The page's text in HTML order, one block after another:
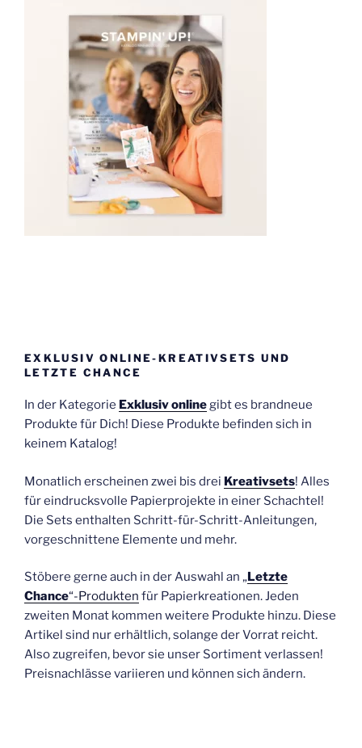
EXKLUSIV ONLINE-KREATIVSETS UND
LETZTE CHANCE
In der Kategorie Exklusiv onlinegibt es brandneue
Produkte für Dich! Diese Produkte befinden sich in
keinem Katalog!
Monatlich erscheinen zwei bis drei Kreativsets! Alles
für eindrucksvolle Papierprojekte in einer Schachtel!
Die Sets enthalten Schritt-für-Schritt-Anleitungen,
vorgeschnittene Elemente und mehr.
Stöbere gerne auch in der Auswahl an „Letzte
Chance“-Produkten für Papierkreationen. Jeden
zweiten Monat kommen weitere Produkte hinzu. Diese
Artikel sind nur erhältlich, solange der Vorrat reicht.
Also zugreifen, bevor sie unser Sortiment verlassen!
Preisnachlässe variieren und können sich ändern.